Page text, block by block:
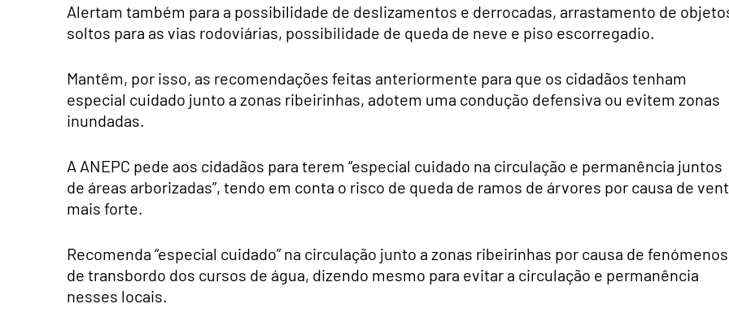
Alertam também para a possibilidade de deslizamentos e derrocadas, arrastamento de
soltos para as vias rodoviárias, possibilidade de queda de neve e piso escorregadio.
Mantêm, por isso, as recomendações feitas anteriormente para que os cidadãos tenham
especial cuidado junto a zonas ribeirinhas, adotem uma condução defensiva ou evitem zonas
inundadas.
A ANEPC pede aos cidadãos para terem “especial cuidado na circulação e permanência juntos
de áreas arborizadas”, tendo em conta o risco de queda de ramos de árvores por causa de
mais forte.
Recomenda “especial cuidado” na circulação junto a zonas ribeirinhas por causa de fenómenos
de transbordo dos cursos de água, dizendo mesmo para evitar a circulação e permanência
nesses locais.